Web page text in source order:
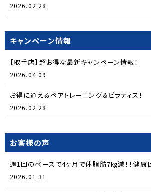
2026.02.28
キャンペーン情報
【取手店】超お得な最新キャンペーン情報！
2026.04.09
お得に通えるペアトレーニング＆ピラティス！
2026.02.28
お客様の声
週1回のペースで4ヶ月で体脂肪7㎏減！！健康
2026.01.31